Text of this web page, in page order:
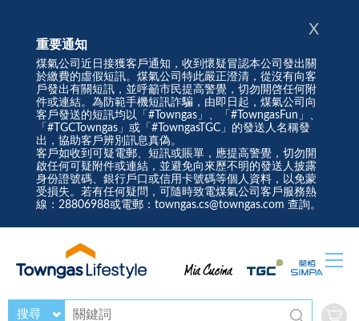
重要通知
煤氣公司近日接獲客戶通知，收到懷疑冒認本公司發出關
於繳費的虛假短訊。煤氣公司特此嚴正澄清，從沒有向客
戶發出有關短訊，並呼籲市民提高警覺，切勿開啓任何附
件或連結。為防範手機短訊詐騙，由即日起，煤氣公司向
客戶發送的短訊均以「#Towngas」、「#TowngasFun」、
「#TGCTowngas」或「#TowngasTGC」的發送人名稱發
出，協助客戶辨別訊息真偽。
客戶如收到可疑電郵、短訊或賬單，應提高警覺，切勿開
啟任何可疑附件或連結，並避免向來歷不明的發送人披露
身份證號碼、銀行戶口或信用卡號碼等個人資料，以免蒙
受損失。若有任何疑問，可隨時致電煤氣公司客戶服務熱
線：28806988或電郵：towngas.cs@towngas.com 查詢。
X
搜尋